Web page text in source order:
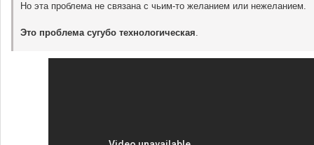
Но эта проблема не связана с чьим-то желанием или нежеланием.
Это проблема сугубо технологическая.